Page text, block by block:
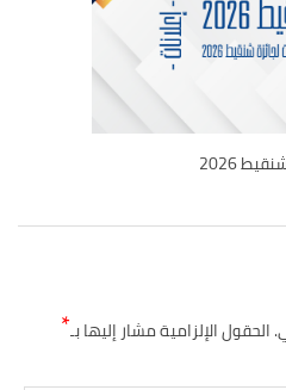
المغربية بين جمال النصوص وقسوة
2026
الحقول الإلزامية مشار إليها بـ*